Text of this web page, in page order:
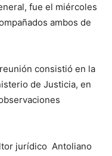
fue el miércoles
ambos de
consistió en la
de Justicia, en
jurídico Antoliano